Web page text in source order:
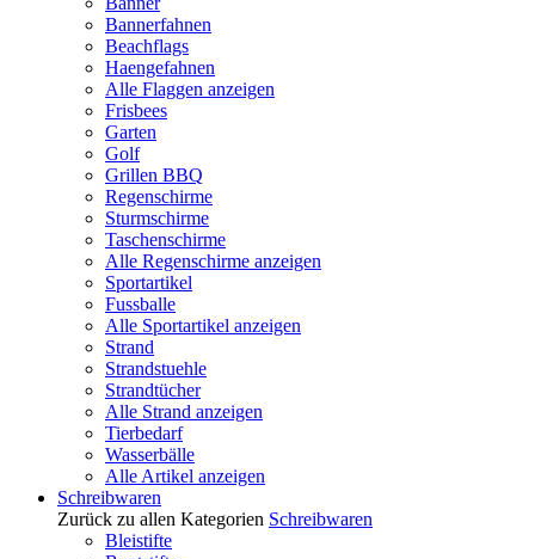
Bannerfahnen
Beachflags
Haengefahnen
Alle Flaggen anzeigen
Frisbees
Garten
Golf
Grillen BBQ
Regenschirme
Sturmschirme
Taschenschirme
Alle Regenschirme anzeigen
Sportartikel
Fussballe
Alle Sportartikel anzeigen
Strand
Strandstuehle
Strandtücher
Alle Strand anzeigen
Tierbedarf
Wasserbälle
Alle Artikel anzeigen
Schreibwaren
Zurück zu allen Kategorien Schreibwaren
Bleistifte